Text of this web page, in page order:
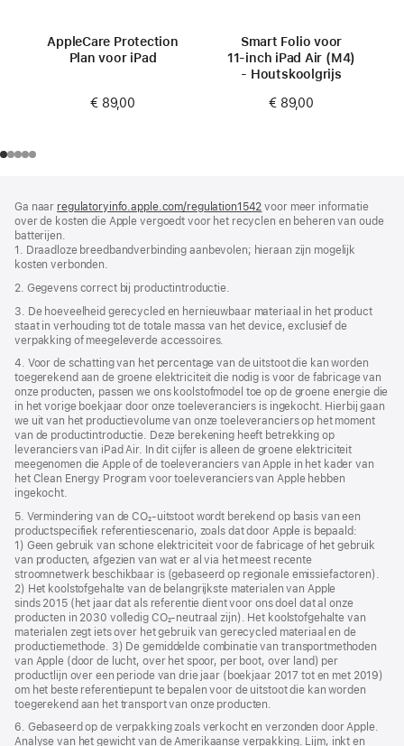
AppleCare Protection
Plan voor iPad
€ 89,00
Smart Folio voor
11‑inch iPad Air (M4)
- Houtskoolgrijs
€ 89,00
Ga naar regulatoryinfo.apple.com/regulation1542 (wordt
in
venster
voor meer informatie
over de kosten die Apple vergoedt voor het recyclen en beheren van oude
batterijen.
1. Draadloze breedbandverbinding aanbevolen; hieraan zijn mogelijk
kosten verbonden.
2. Gegevens correct bij productintroductie.
3. De hoeveelheid gerecycled en hernieuwbaar materiaal in het product
staat in verhouding tot de totale massa van het device, exclusief de
verpakking of meegeleverde accessoires.
4. Voor de schatting van het percentage van de uitstoot die kan worden
toegerekend aan de groene elektriciteit die nodig is voor de fabricage van
onze producten, passen we ons koolstofmodel toe op de groene energie die
in het vorige boekjaar door onze toeleveranciers is ingekocht. Hierbij gaan
we uit van het productie­volume van onze toeleveranciers op het moment
van de product­introductie. Deze berekening heeft betrekking op
leveranciers van iPad Air. In dit cijfer is alleen de groene elektriciteit
meegenomen die Apple of de toeleveranciers van Apple in het kader van
het Clean Energy Program voor toeleveranciers van Apple hebben
ingekocht.
5. Vermindering van de CO₂‑uitstoot wordt berekend op basis van een
productspecifiek referentie­­scenario, zoals dat door Apple is bepaald:
1) Geen gebruik van schone elektriciteit voor de fabricage of het gebruik
van producten, afgezien van wat er al via het meest recente
stroomnetwerk beschikbaar is (gebaseerd op regionale emissie­factoren).
2) Het koolstof­­gehalte van de belangrijkste materialen van Apple
sinds 2015 (het jaar dat als referentie dient voor ons doel dat al onze
producten in 2030 volledig CO₂‑neutraal zijn). Het koolstof­gehalte van
materialen zegt iets over het gebruik van gerecycled materiaal en de
productie­­­­methode. 3) De gemiddelde combinatie van transport­­­­­methoden
van Apple (door de lucht, over het spoor, per boot, over land) per
productlijn over een periode van drie jaar (boekjaar 2017 tot en met 2019)
om het beste referentie­­­punt te bepalen voor de uitstoot die kan worden
toegerekend aan het transport van onze producten.
6. Gebaseerd op de verpakking zoals verkocht en verzonden door Apple.
Analyse van het gewicht van de Amerikaanse verpakking. Lijm, inkt en